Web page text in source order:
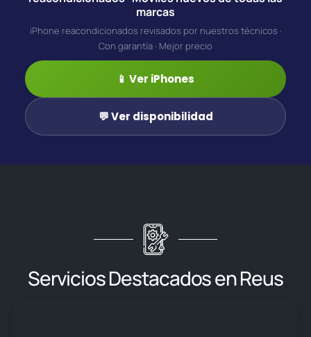
marcas
iPhone reacondicionados revisados por nuestros técnicos ·
Con garantía · Mejor precio
📱 Ver iPhones
💬 Ver disponibilidad
Servicios Destacados en Reus